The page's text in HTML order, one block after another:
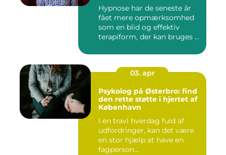
Hypnose har de seneste år
fået mere opmærksomhed
som en blid og effektiv
terapiform, der kan bruges ...
03. apr
Psykolog på Østerbro: find
den rette støtte i hjertet af
København
I en travl hverdag fuld af
udfordringer, kan det være
en stor hjælp at have en
fagperson...